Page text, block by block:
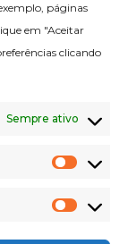
páginas
em "Aceitar
clicando
Sempre ativo
análise